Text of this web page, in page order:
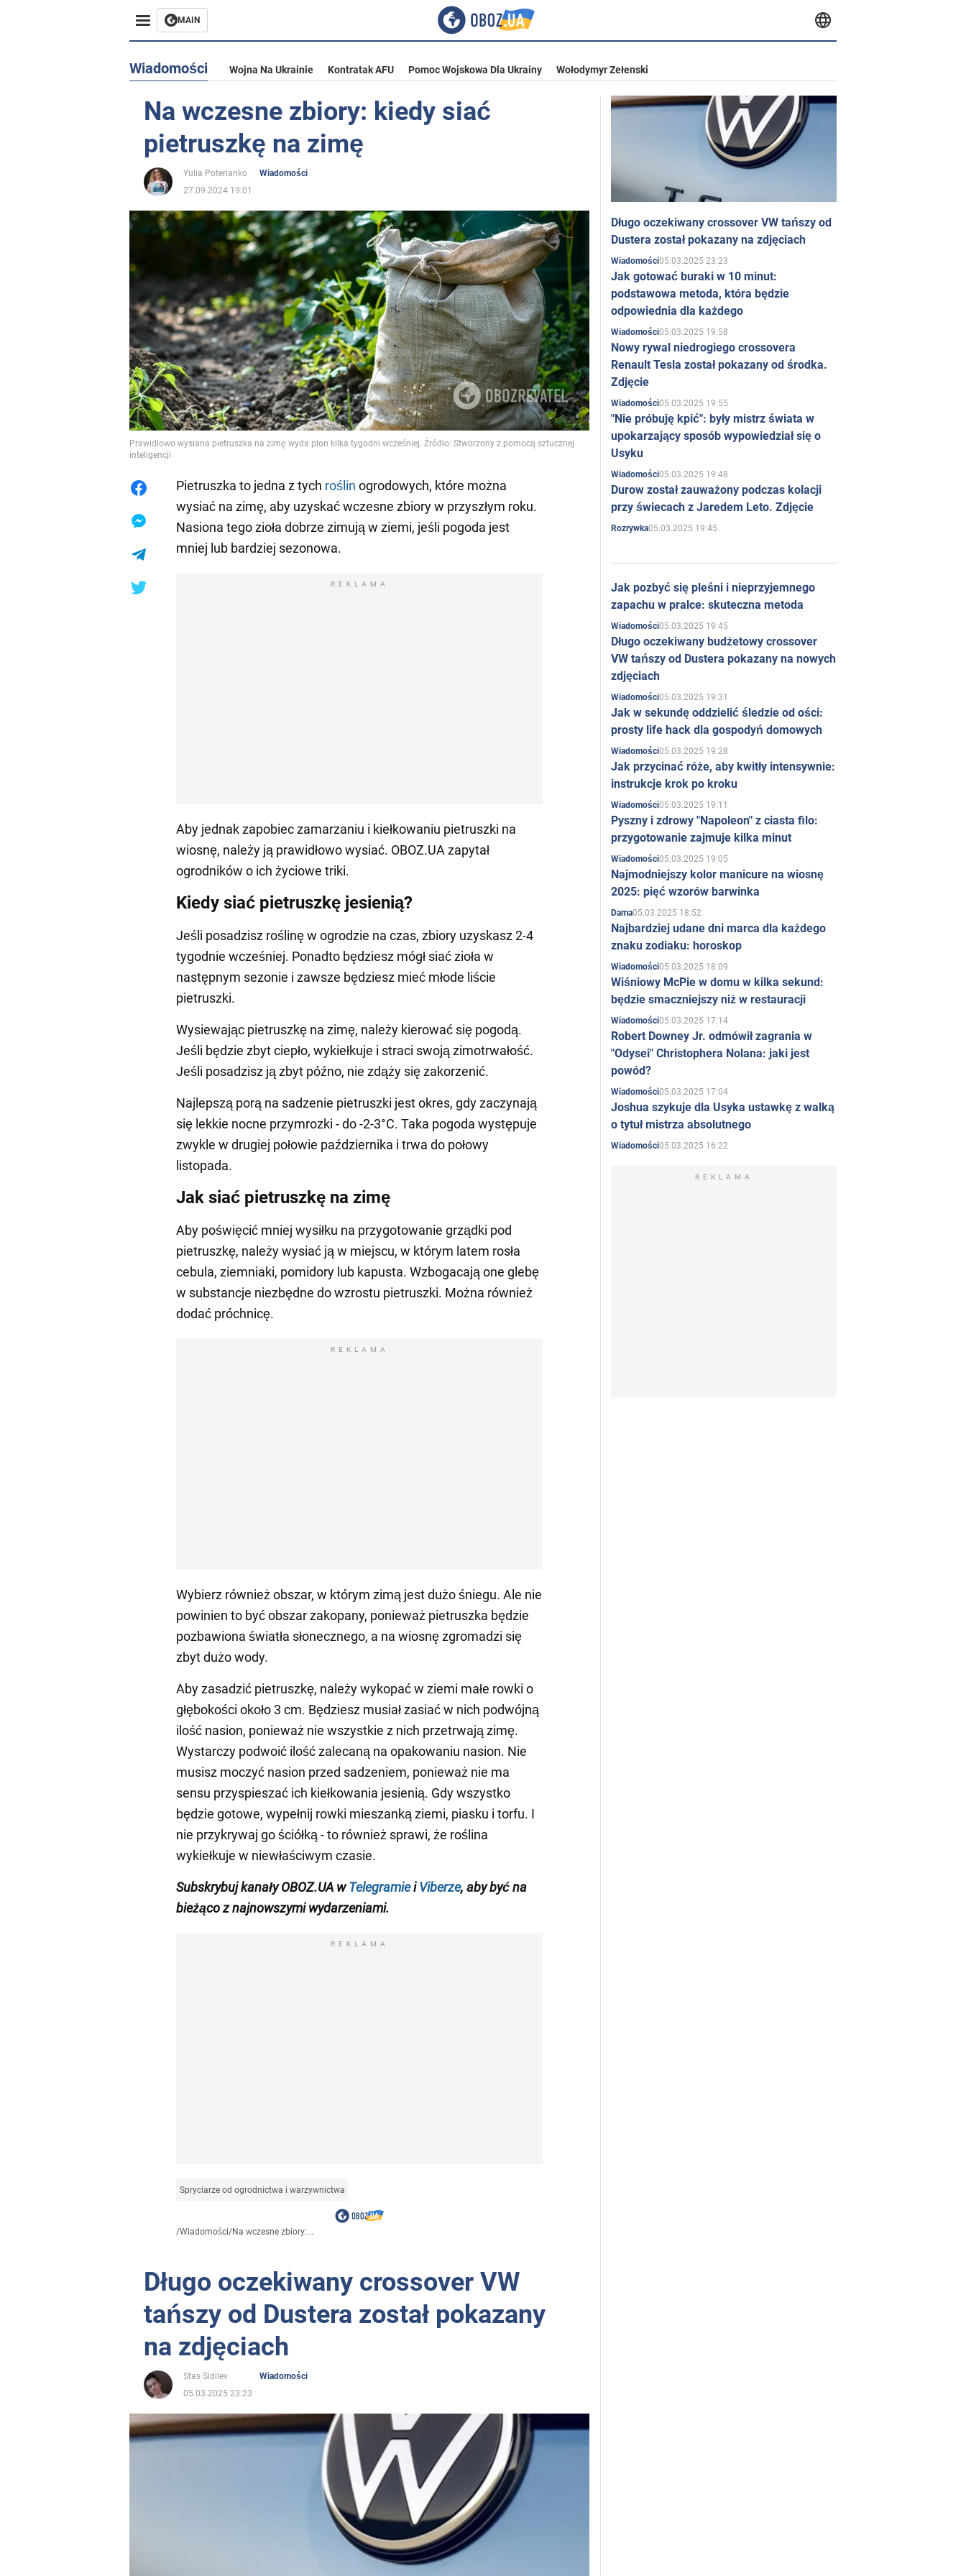
MAIN
Wiadomości Wojna Na Ukrainie Kontratak AFU Pomoc Wojskowa Dla Ukrainy Wołodymyr Zełenski
Na wczesne zbiory: kiedy siać
pietruszkę na zimę
Yulia Poterianko
Wiadomości
27.09.2024 19:01
Prawidłowo wysiana pietruszka na zimę wyda plon kilka tygodni wcześniej. Źródło: Stworzony z pomocą sztucznej
inteligencji
Pietruszka to jedna z tych roślin ogrodowych, które można
wysiać na zimę, aby uzyskać wczesne zbiory w przyszłym roku.
Nasiona tego zioła dobrze zimują w ziemi, jeśli pogoda jest
mniej lub bardziej sezonowa.
REKLAMA
Aby jednak zapobiec zamarzaniu i kiełkowaniu pietruszki na
wiosnę, należy ją prawidłowo wysiać. OBOZ.UA zapytał
ogrodników o ich życiowe triki.
Kiedy siać pietruszkę jesienią?
Jeśli posadzisz roślinę w ogrodzie na czas, zbiory uzyskasz 2-4
tygodnie wcześniej. Ponadto będziesz mógł siać zioła w
następnym sezonie i zawsze będziesz mieć młode liście
pietruszki.
Wysiewając pietruszkę na zimę, należy kierować się pogodą.
Jeśli będzie zbyt ciepło, wykiełkuje i straci swoją zimotrwałość.
Jeśli posadzisz ją zbyt późno, nie zdąży się zakorzenić.
Najlepszą porą na sadzenie pietruszki jest okres, gdy zaczynają
się lekkie nocne przymrozki - do -2-3°C. Taka pogoda występuje
zwykle w drugiej połowie października i trwa do połowy
listopada.
Jak siać pietruszkę na zimę
Aby poświęcić mniej wysiłku na przygotowanie grządki pod
pietruszkę, należy wysiać ją w miejscu, w którym latem rosła
cebula, ziemniaki, pomidory lub kapusta. Wzbogacają one glebę
w substancje niezbędne do wzrostu pietruszki. Można również
dodać próchnicę.
REKLAMA
Wybierz również obszar, w którym zimą jest dużo śniegu. Ale nie
powinien to być obszar zakopany, ponieważ pietruszka będzie
pozbawiona światła słonecznego, a na wiosnę zgromadzi się
zbyt dużo wody.
Aby zasadzić pietruszkę, należy wykopać w ziemi małe rowki o
głębokości około 3 cm. Będziesz musiał zasiać w nich podwójną
ilość nasion, ponieważ nie wszystkie z nich przetrwają zimę.
Wystarczy podwoić ilość zalecaną na opakowaniu nasion. Nie
musisz moczyć nasion przed sadzeniem, ponieważ nie ma
sensu przyspieszać ich kiełkowania jesienią. Gdy wszystko
będzie gotowe, wypełnij rowki mieszanką ziemi, piasku i torfu. I
nie przykrywaj go ściółką - to również sprawi, że roślina
wykiełkuje w niewłaściwym czasie.
Subskrybuj kanały OBOZ.UA wTelegramieiViberze, aby być na
bieżąco z najnowszymi wydarzeniami.
REKLAMA
Spryciarze od ogrodnictwa i warzywnictwa
/Wiadomości/Na wczesne zbiory:...
Długo oczekiwany crossover VW
tańszy od Dustera został pokazany
na zdjęciach
Stas Sidilev
Wiadomości
05.03.2025 23:23
Długo oczekiwany crossover VW tańszy od
Dustera został pokazany na zdjęciach
Wiadomości05.03.2025 23:23
Jak gotować buraki w 10 minut:
podstawowa metoda, która będzie
odpowiednia dla każdego
Wiadomości05.03.2025 19:58
Nowy rywal niedrogiego crossovera
Renault Tesla został pokazany od środka.
Zdjęcie
Wiadomości05.03.2025 19:55
"Nie próbuję kpić": były mistrz świata w
upokarzający sposób wypowiedział się o
Usyku
Wiadomości05.03.2025 19:48
Durow został zauważony podczas kolacji
przy świecach z Jaredem Leto. Zdjęcie
Rozrywka05.03.2025 19:45
Jak pozbyć się pleśni i nieprzyjemnego
zapachu w pralce: skuteczna metoda
Wiadomości05.03.2025 19:45
Długo oczekiwany budżetowy crossover
VW tańszy od Dustera pokazany na nowych
zdjęciach
Wiadomości05.03.2025 19:31
Jak w sekundę oddzielić śledzie od ości:
prosty life hack dla gospodyń domowych
Wiadomości05.03.2025 19:28
Jak przycinać róże, aby kwitły intensywnie:
instrukcje krok po kroku
Wiadomości05.03.2025 19:11
Pyszny i zdrowy "Napoleon" z ciasta filo:
przygotowanie zajmuje kilka minut
Wiadomości05.03.2025 19:05
Najmodniejszy kolor manicure na wiosnę
2025: pięć wzorów barwinka
Dama05.03.2025 18:52
Najbardziej udane dni marca dla każdego
znaku zodiaku: horoskop
Wiadomości05.03.2025 18:09
Wiśniowy McPie w domu w kilka sekund:
będzie smaczniejszy niż w restauracji
Wiadomości05.03.2025 17:14
Robert Downey Jr. odmówił zagrania w
"Odysei" Christophera Nolana: jaki jest
powód?
Wiadomości05.03.2025 17:04
Joshua szykuje dla Usyka ustawkę z walką
o tytuł mistrza absolutnego
Wiadomości05.03.2025 16:22
REKLAMA